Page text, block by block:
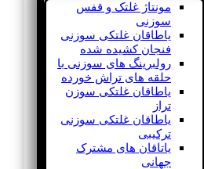
مونتاژ غلتک و قفس
سوزنی
یاطاقان غلتکی سوزنی
فنجان کشیده شده
رولبرینگ های سوزنی با
حلقه های تراش خورده
یاطاقان غلتکی سوزن
تراز
یاطاقان غلتکی سوزنی
ترکیبی
یاتاقان های مشترک
جهانی